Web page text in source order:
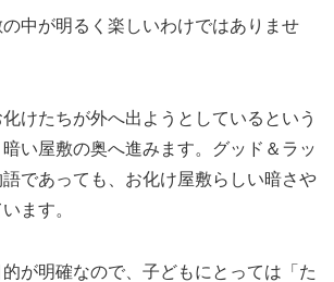
中が明るく楽しいわけではありませ
けたちが外へ出ようとしているという
い屋敷の奥へ進みます。グッド＆ラッ
であっても、お化け屋敷らしい暗さや
ます。
が明確なので、子どもにとっては「た